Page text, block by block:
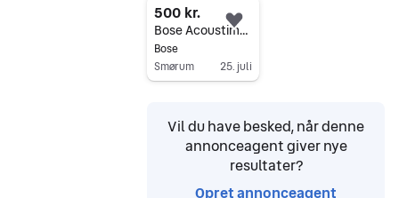
500 kr.
Bose Acoustimass 5 Series III subwoofer sort
Bose
Smørum
25. juli
Føj til favoritter.
Vil du have besked, når denne
annonceagent giver nye
resultater?
Opret annonceagent